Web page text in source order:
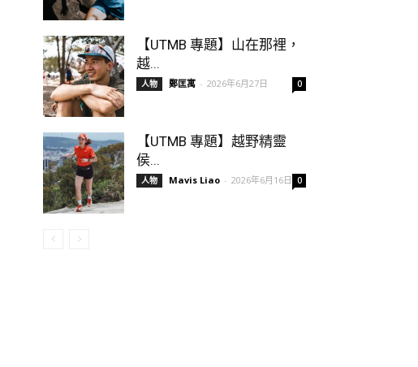
【UTMB 專題】山在那裡，
越...
人物 鄭匡寓 - 2026年6月27日 0
【UTMB 專題】越野精靈
侯...
人物 Mavis Liao - 2026年6月16日 0